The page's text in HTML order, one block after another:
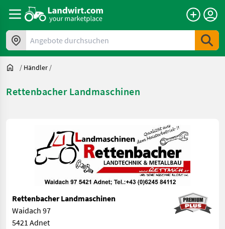
Angebote durchsuchen
/ Händler /
Rettenbacher Landmaschinen
Rettenbacher Landmaschinen
Waidach 97
5421 Adnet